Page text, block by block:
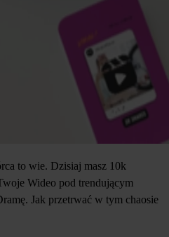
to wie. Dzisiaj masz 10k
Wideo pod trendującym
Jak przetrwać w tym chaosie